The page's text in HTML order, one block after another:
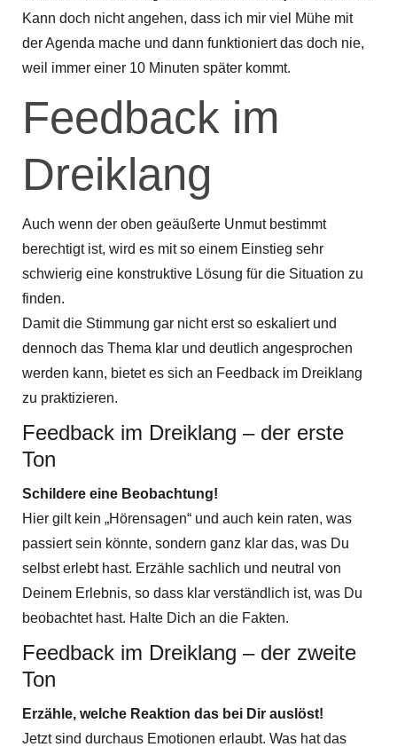
Kann doch nicht angehen, dass ich mir viel Mühe mit
der Agenda mache und dann funktioniert das doch nie,
weil immer einer 10 Minuten später kommt.
Feedback im
Dreiklang
Auch wenn der oben geäußerte Unmut bestimmt
berechtigt ist, wird es mit so einem Einstieg sehr
schwierig eine konstruktive Lösung für die Situation zu
finden.
Damit die Stimmung gar nicht erst so eskaliert und
dennoch das Thema klar und deutlich angesprochen
werden kann, bietet es sich an Feedback im Dreiklang
zu praktizieren.
Feedback im Dreiklang – der erste
Ton
Schildere eine Beobachtung!
Hier gilt kein „Hörensagen“ und auch kein raten, was
passiert sein könnte, sondern ganz klar das, was Du
selbst erlebt hast. Erzähle sachlich und neutral von
Deinem Erlebnis, so dass klar verständlich ist, was Du
beobachtet hast. Halte Dich an die Fakten.
Feedback im Dreiklang – der zweite
Ton
Erzähle, welche Reaktion das bei Dir auslöst!
Jetzt sind durchaus Emotionen erlaubt. Was hat das